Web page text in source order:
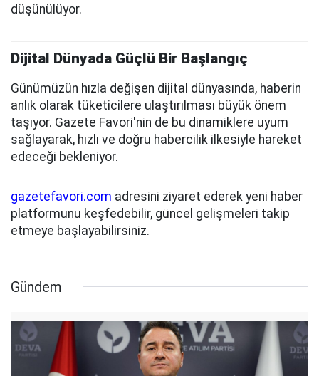
düşünülüyor.
Dijital Dünyada Güçlü Bir Başlangıç
Günümüzün hızla değişen dijital dünyasında, haberin
anlık olarak tüketicilere ulaştırılması büyük önem
taşıyor. Gazete Favori'nin de bu dinamiklere uyum
sağlayarak, hızlı ve doğru habercilik ilkesiyle hareket
edeceği bekleniyor.
gazetefavori.com adresini ziyaret ederek yeni haber
platformunu keşfedebilir, güncel gelişmeleri takip
etmeye başlayabilirsiniz.
Gündem